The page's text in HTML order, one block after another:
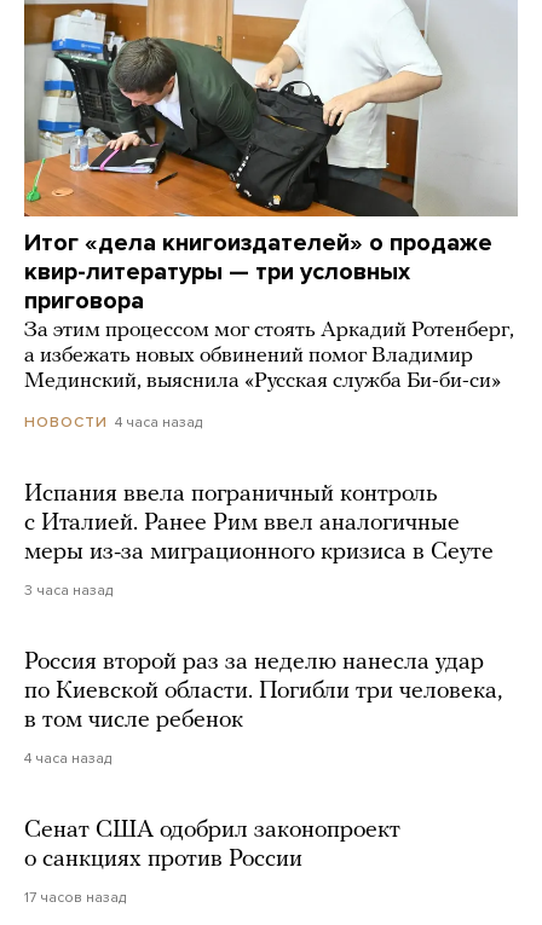
Итог «дела книгоиздателей» о продаже
квир-литературы — три условных
приговора
За этим процессом мог стоять Аркадий Ротенберг,
а избежать новых обвинений помог Владимир
Мединский, выяснила «Русская служба Би-би-си»
НОВОСТИ 4 часа назад
Испания ввела пограничный контроль
с Италией. Ранее Рим ввел аналогичные
меры из-за миграционного кризиса в Сеуте
3 часа назад
Россия второй раз за неделю нанесла удар
по Киевской области. Погибли три человека,
в том числе ребенок
4 часа назад
Сенат США одобрил законопроект
о санкциях против России
17 часов назад